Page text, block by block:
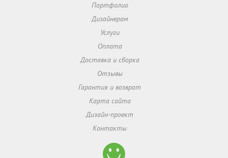
Портфолио
Дизайнерам
Услуги
Оплата
Доставка и сборка
Отзывы
Гарантия и возврат
Карта сайта
Дизайн-проект
Контакты